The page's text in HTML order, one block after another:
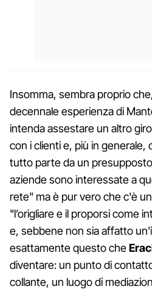
Insomma, sembra proprio
decennale esperienza di
intenda assestare un altro
con i clienti e, più in generale,
tutto parte da un
aziende sono interessate a
rete" ma è pur vero che c'è
"l’origliare e il proporsi come
e, sebbene non sia affatto
esattamente questo che
diventare: un punto di
collante, un luogo di